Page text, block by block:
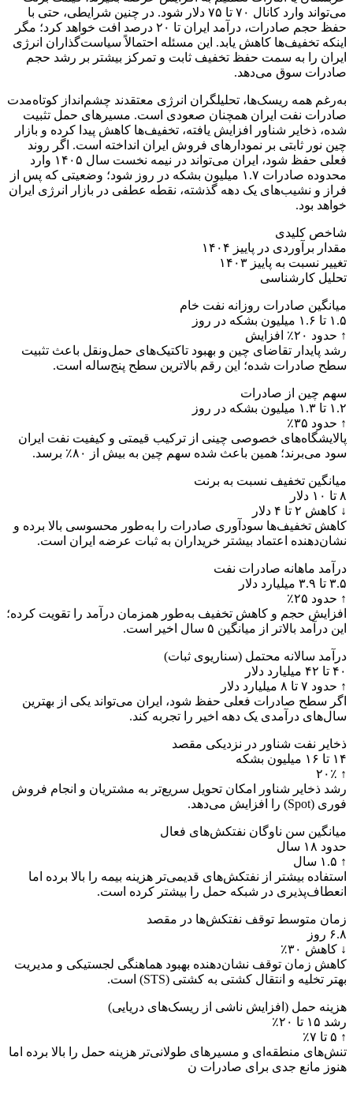
می‌تواند وارد کانال ۷۰ تا ۷۵ دلار شود. در چنین شرایطی، حتی با
حفظ حجم صادرات، درآمد ایران تا ۲۰ درصد افت خواهد کرد؛ مگر
اینکه تخفیف‌ها کاهش یابد. این مسئله احتمالاً سیاست‌گذاران انرژی
ایران را به سمت حفظ تخفیف ثابت و تمرکز بیشتر بر رشد حجم
صادرات سوق می‌دهد.
به‌رغم همه ریسک‌ها، تحلیلگران انرژی معتقدند چشم‌انداز کوتاه‌مدت
صادرات نفت ایران همچنان صعودی است. مسیرهای حمل تثبیت
شده، ذخایر شناور افزایش یافته، تخفیف‌ها کاهش پیدا کرده و بازار
چین نور ثابتی بر نمودارهای فروش ایران انداخته است. اگر روند
فعلی حفظ شود، ایران می‌تواند در نیمه نخست سال ۱۴۰۵ وارد
محدوده صادرات ۱.۷ میلیون بشکه در روز شود؛ وضعیتی که پس از
فراز و نشیب‌های یک دهه گذشته، نقطه عطفی در بازار انرژی ایران
خواهد بود.
شاخص کلیدی
مقدار برآوردی در پاییز ۱۴۰۴
تغییر نسبت به پاییز ۱۴۰۳
تحلیل کارشناسی
میانگین صادرات روزانه نفت خام
۱.۵ تا ۱.۶ میلیون بشکه در روز
↑ حدود ۲۰٪ افزایش
رشد پایدار تقاضای چین و بهبود تاکتیک‌های حمل‌ونقل باعث تثبیت
سطح صادرات شده؛ این رقم بالاترین سطح پنج‌ساله است.
سهم چین از صادرات
۱.۲ تا ۱.۳ میلیون بشکه در روز
↑ حدود ۳۵٪
پالایشگاه‌های خصوصی چینی از ترکیب قیمتی و کیفیت نفت ایران
سود می‌برند؛ همین باعث شده سهم چین به بیش از ۸۰٪ برسد.
میانگین تخفیف نسبت به برنت
۸ تا ۱۰ دلار
↓ کاهش ۲ تا ۴ دلار
کاهش تخفیف‌ها سودآوری صادرات را به‌طور محسوسی بالا برده و
نشان‌دهنده اعتماد بیشتر خریداران به ثبات عرضه ایران است.
درآمد ماهانه صادرات نفت
۳.۵ تا ۳.۹ میلیارد دلار
↑ حدود ۲۵٪
افزایش حجم و کاهش تخفیف به‌طور همزمان درآمد را تقویت کرده؛
این درآمد بالاتر از میانگین ۵ سال اخیر است.
درآمد سالانه محتمل (سناریوی ثبات)
۴۰ تا ۴۲ میلیارد دلار
↑ حدود ۷ تا ۸ میلیارد دلار
اگر سطح صادرات فعلی حفظ شود، ایران می‌تواند یکی از بهترین
سال‌های درآمدی یک دهه اخیر را تجربه کند.
ذخایر نفت شناور در نزدیکی مقصد
۱۴ تا ۱۶ میلیون بشکه
↑ ۲۰٪
رشد ذخایر شناور امکان تحویل سریع‌تر به مشتریان و انجام فروش
فوری (Spot) را افزایش می‌دهد.
میانگین سن ناوگان نفتکش‌های فعال
حدود ۱۸ سال
↑ ۱.۵ سال
استفاده بیشتر از نفتکش‌های قدیمی‌تر هزینه بیمه را بالا برده اما
انعطاف‌پذیری در شبکه حمل را بیشتر کرده است.
زمان متوسط توقف نفتکش‌ها در مقصد
۶.۸ روز
↓ کاهش ۳۰٪
کاهش زمان توقف نشان‌دهنده بهبود هماهنگی لجستیکی و مدیریت
بهتر تخلیه و انتقال کشتی به کشتی (STS) است.
هزینه حمل (افزایش ناشی از ریسک‌های دریایی)
رشد ۱۵ تا ۲۰٪
↑ ۵ تا ۷٪
تنش‌های منطقه‌ای و مسیرهای طولانی‌تر هزینه حمل را بالا برده اما
هنوز مانع جدی برای صادرات ن